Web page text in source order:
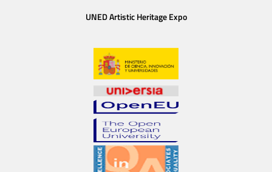
UNED Artistic Heritage Expo